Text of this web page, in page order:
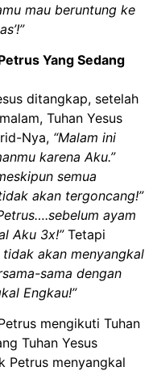
mau beruntung ke
Yang Sedang
ditangkap, setelah
Tuhan Yesus
Nya, “Malam ini
karena Aku.”
semua
akan tergoncang!”
ayam
Aku 3x!” Tetapi
tidak akan menyangkal
sama dengan
Engkau!”
mengikuti Tuhan
Tuhan Yesus
Petrus menyangkal